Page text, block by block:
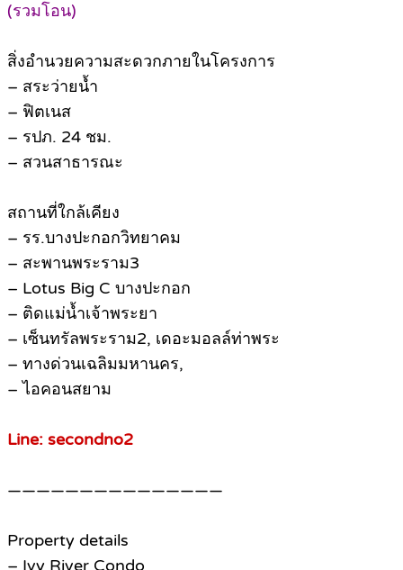
(รวมโอน)
สิ่งอำนวยความสะดวกภายในโครงการ
– สระว่ายน้ำ
– ฟิตเนส
– รปภ. 24 ชม.
– สวนสาธารณะ
สถานที่ใกล้เคียง
– รร.บางปะกอกวิทยาคม
– สะพานพระราม3
– Lotus Big C บางปะกอก
– ติดแม่น้ำเจ้าพระยา
– เซ็นทรัลพระราม2, เดอะมอลล์ท่าพระ
– ทางด่วนเฉลิมมหานคร,
– ไอคอนสยาม
Line: secondno2
———————————————
Property details
– Ivy River Condo